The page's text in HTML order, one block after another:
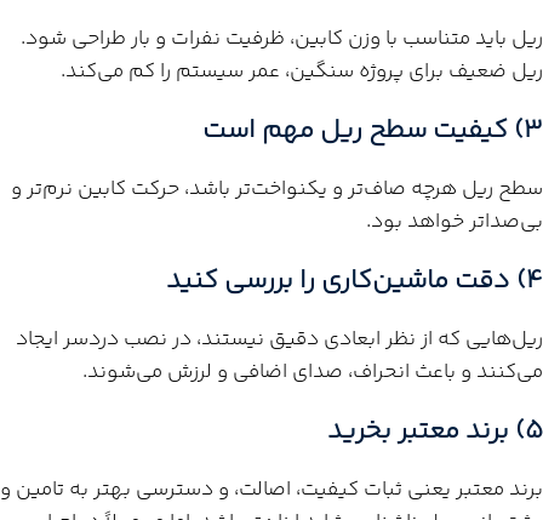
ریل باید متناسب با وزن کابین، ظرفیت نفرات و بار طراحی شود.
ریل ضعیف برای پروژه سنگین، عمر سیستم را کم می‌کند.
3) کیفیت سطح ریل مهم است
سطح ریل هرچه صاف‌تر و یکنواخت‌تر باشد، حرکت کابین نرم‌تر و
بی‌صداتر خواهد بود.
4) دقت ماشین‌کاری را بررسی کنید
ریل‌هایی که از نظر ابعادی دقیق نیستند، در نصب دردسر ایجاد
می‌کنند و باعث انحراف، صدای اضافی و لرزش می‌شوند.
5) برند معتبر بخرید
برند معتبر یعنی ثبات کیفیت، اصالت، و دسترسی بهتر به تامین و